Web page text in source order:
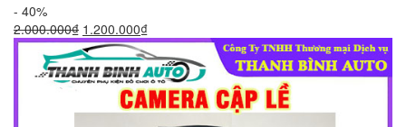
- 40%
2.000.000₫ Giá
gốc
là:
2.000.000₫.
1.200.000₫Giá
hiện
tại
là:
1.200.000₫.